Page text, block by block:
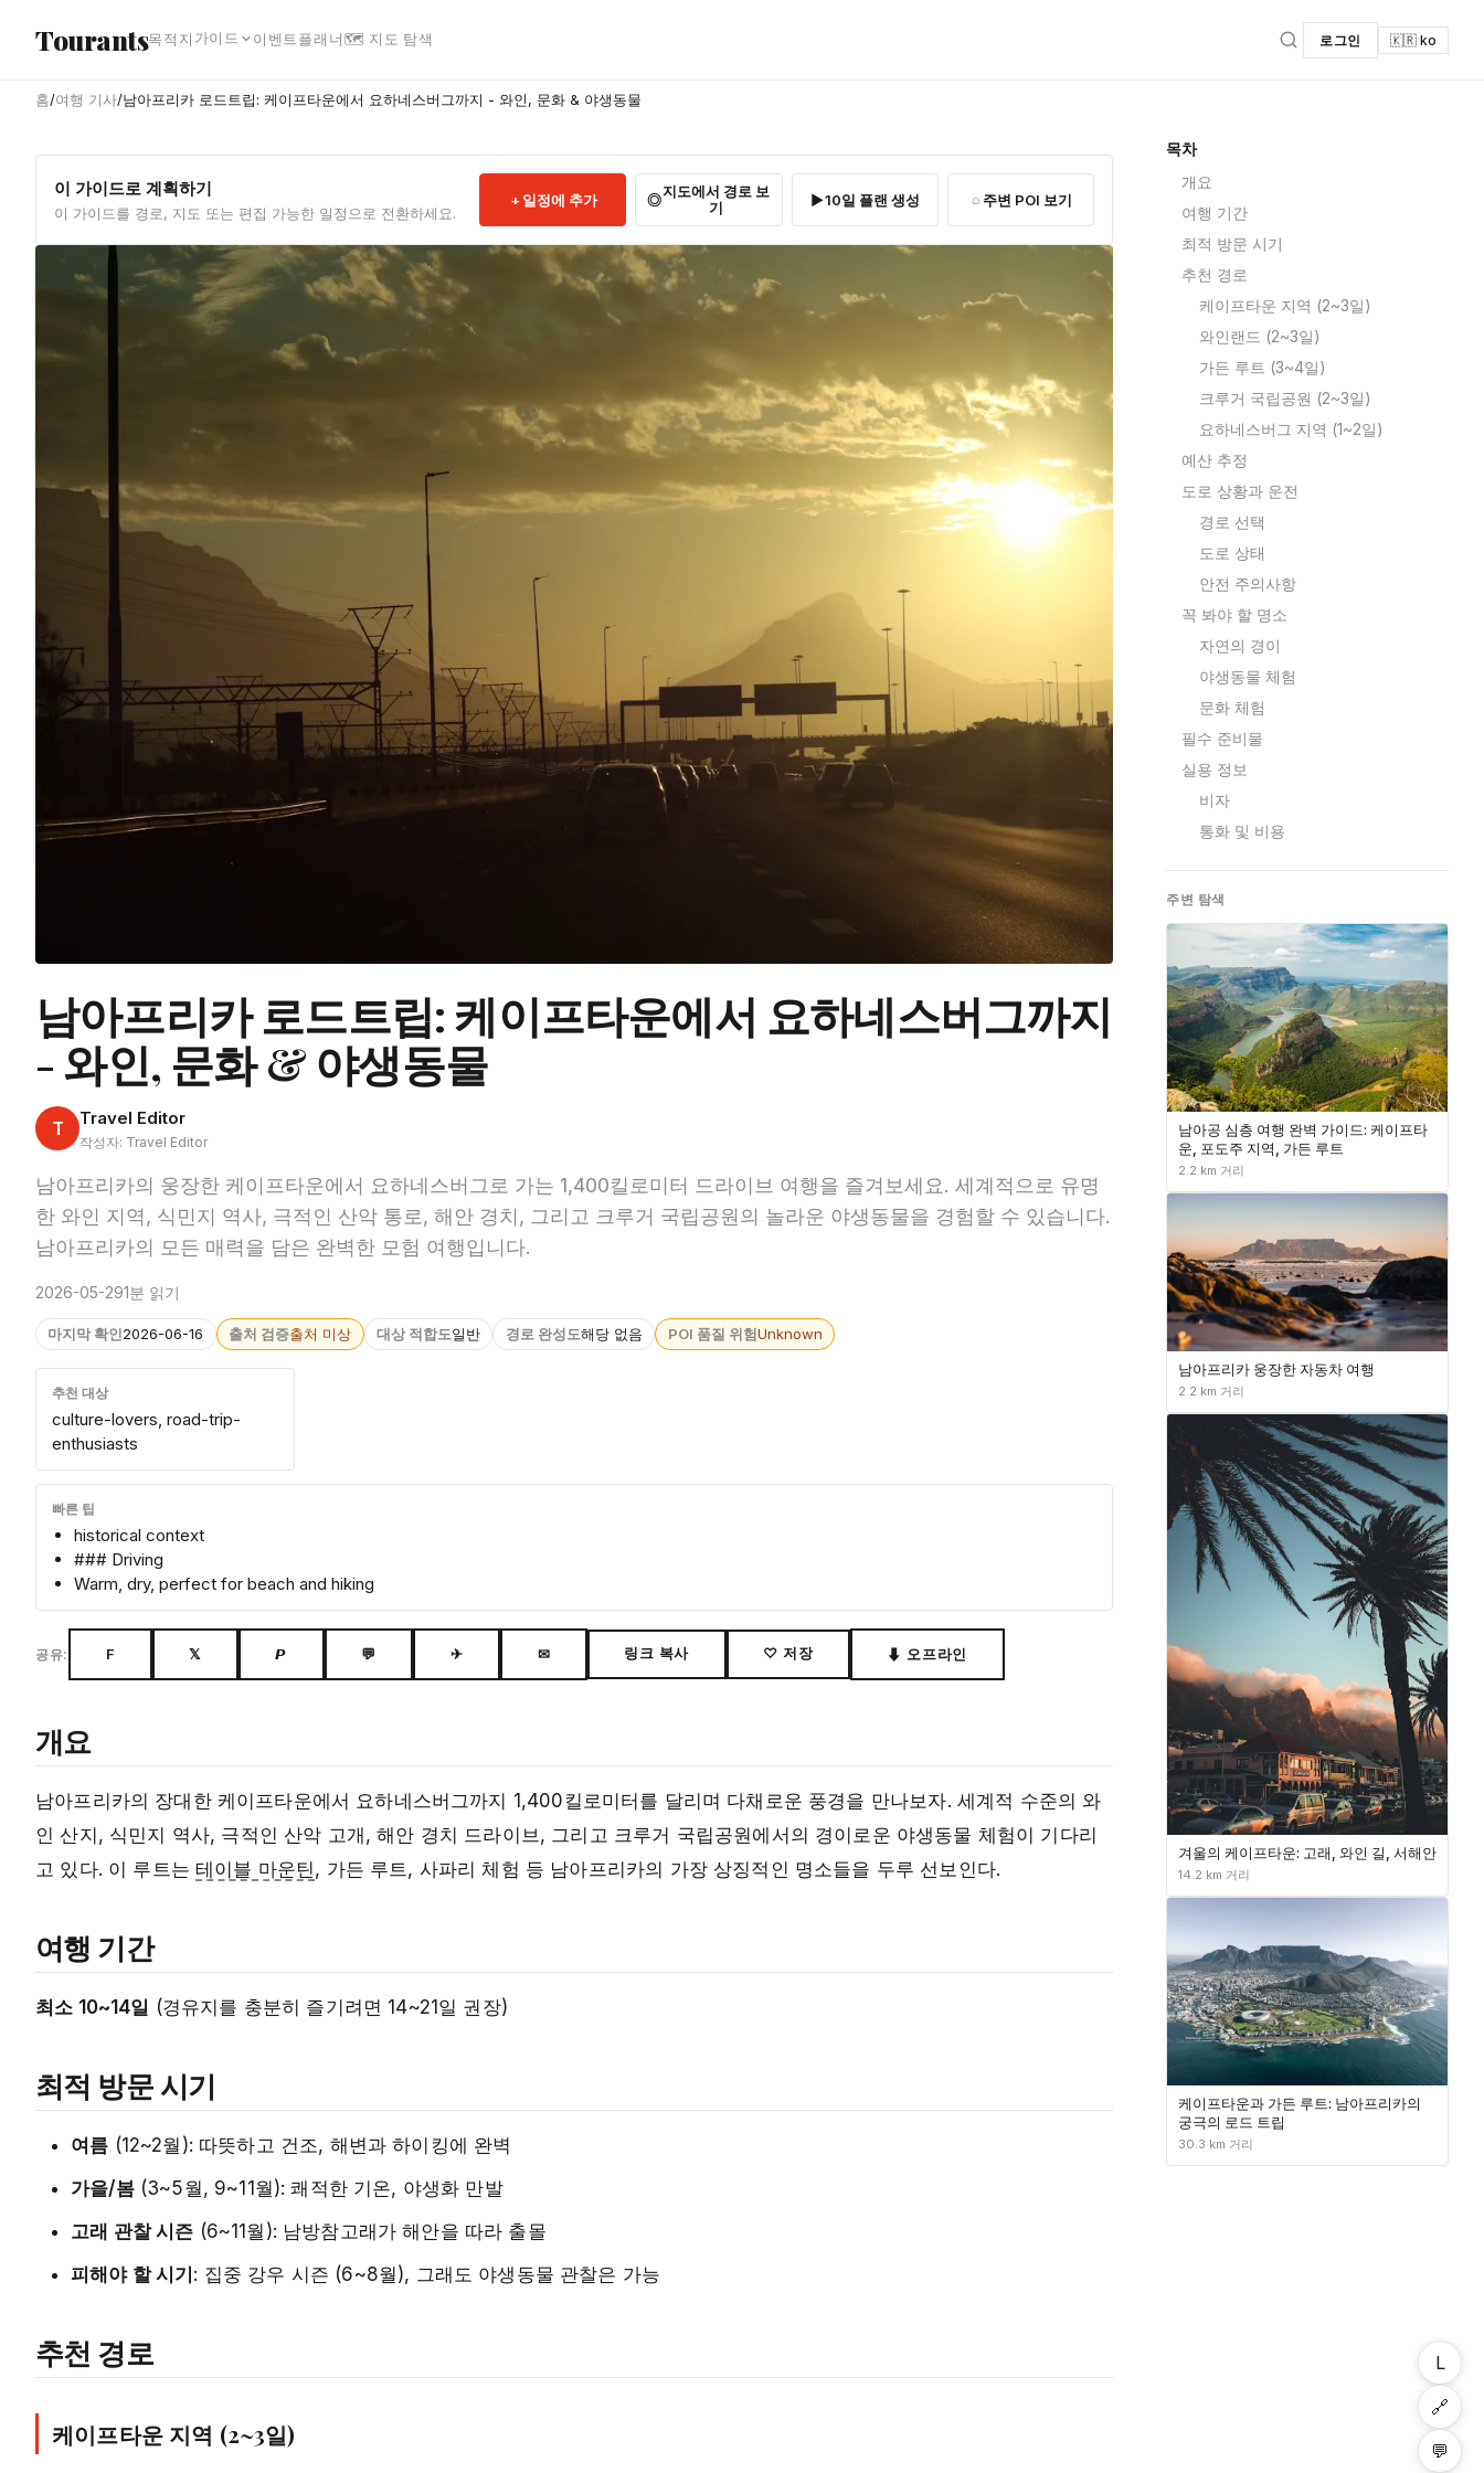
Tourants목적지 가이드 이벤트 플래너🗺 지도 탐색 로그인 🇰🇷 ko
홈/여행 기사/남아프리카 로드트립: 케이프타운에서 요하네스버그까지 - 와인, 문화 & 야생동물
이 가이드로 계획하기
이 가이드를 경로, 지도 또는 편집 가능한 일정으로 전환하세요.
일정에 추가
지도에서 경로 보
기
10일 플랜 생성 주변 POI 보기
남아프리카 로드트립: 케이프타운에서 요하네스버그까지
- 와인, 문화 & 야생동물
T Travel Editor
작성자: Travel Editor
남아프리카의 웅장한 케이프타운에서 요하네스버그로 가는 1,400킬로미터 드라이브 여행을 즐겨보세요. 세계적으로 유명
한 와인 지역, 식민지 역사, 극적인 산악 통로, 해안 경치, 그리고 크루거 국립공원의 놀라운 야생동물을 경험할 수 있습니다.
남아프리카의 모든 매력을 담은 완벽한 모험 여행입니다.
2026-05-291분 읽기
마지막 확인2026-06-16 출처 검증출처 미상 대상 적합도일반 경로 완성도해당 없음 POI 품질 위험Unknown
추천 대상
culture-lovers, road-trip-
enthusiasts
빠른 팁
historical context
### Driving
Warm, dry, perfect for beach and hiking
공유: F 𝕏 𝙋 💬 ✈ ✉ 링크 복사 ♡ 저장 ⬇ 오프라인
개요
남아프리카의 장대한 케이프타운에서 요하네스버그까지 1,400킬로미터를 달리며 다채로운 풍경을 만나보자. 세계적 수준의 와
인 산지, 식민지 역사, 극적인 산악 고개, 해안 경치 드라이브, 그리고 크루거 국립공원에서의 경이로운 야생동물 체험이 기다리
고 있다. 이 루트는테이블 마운틴, 가든 루트, 사파리 체험 등 남아프리카의 가장 상징적인 명소들을 두루 선보인다.
여행 기간
최소 10~14일 (경유지를 충분히 즐기려면 14~21일 권장)
최적 방문 시기
여름 (12~2월): 따뜻하고 건조, 해변과 하이킹에 완벽
가을/봄(3~5월, 9~11월): 쾌적한 기온, 야생화 만발
고래 관찰 시즌 (6~11월): 남방참고래가 해안을 따라 출몰
피해야 할 시기: 집중 강우 시즌 (6~8월), 그래도 야생동물 관찰은 가능
추천 경로
케이프타운 지역 (2~3일)
목차
개요
여행 기간
최적 방문 시기
추천 경로
케이프타운 지역 (2~3일)
와인랜드 (2~3일)
가든 루트 (3~4일)
크루거 국립공원 (2~3일)
요하네스버그 지역 (1~2일)
예산 추정
도로 상황과 운전
경로 선택
도로 상태
안전 주의사항
꼭 봐야 할 명소
자연의 경이
야생동물 체험
문화 체험
필수 준비물
실용 정보
비자
통화 및 비용
주변 탐색
남아공 심층 여행 완벽 가이드: 케이프타
운, 포도주 지역, 가든 루트
2.2 km 거리
남아프리카 웅장한 자동차 여행
2.2 km 거리
겨울의 케이프타운: 고래, 와인 길, 서해안
14.2 km 거리
케이프타운과 가든 루트: 남아프리카의
궁극의 로드 트립
30.3 km 거리
L
🔗
💬